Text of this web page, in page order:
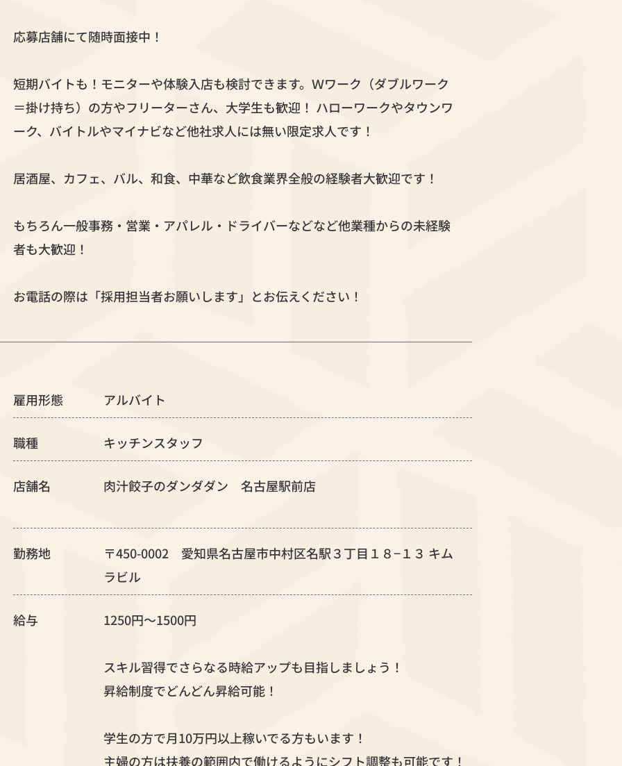
応募店舗にて随時面接中！
短期バイトも！モニターや体験入店も検討できます。Ｗワーク（ダブルワーク
＝掛け持ち）の方やフリーターさん、大学生も歓迎！ ハローワークやタウンワ
ーク、バイトルやマイナビなど他社求人には無い限定求人です！
居酒屋、カフェ、バル、和食、中華など飲食業界全般の経験者大歓迎です！
もちろん一般事務・営業・アパレル・ドライバーなどなど他業種からの未経験
者も大歓迎！
お電話の際は「採用担当者お願いします」とお伝えください！
雇用形態 アルバイト
職種 キッチンスタッフ
店舗名 肉汁餃子のダンダダン 名古屋駅前店
勤務地
〒450-0002 愛知県名古屋市中村区名駅３丁目１８−１３ キム
ラビル
給与 1250円～1500円
スキル習得でさらなる時給アップも目指しましょう！
昇給制度でどんどん昇給可能！
学生の方で月10万円以上稼いでる方もいます！
主婦の方は扶養の範囲内で働けるようにシフト調整も可能です！